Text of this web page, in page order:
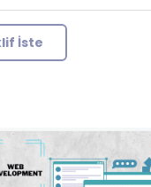
İste